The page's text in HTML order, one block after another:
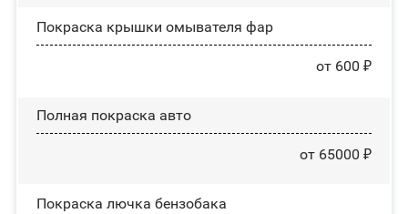
Покраска крышки омывателя фар
от 600 ₽
Полная покраска авто
от 65000 ₽
Покраска лючка бензобака